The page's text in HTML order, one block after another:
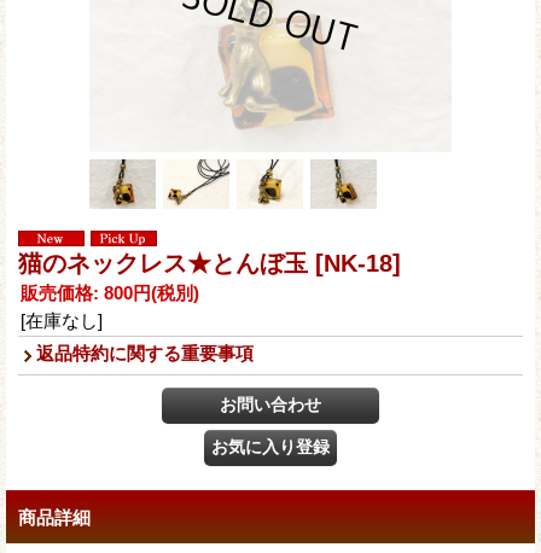
猫のネックレス★とんぼ玉 [NK-18]
販売価格: 800円(税別)
[在庫なし]
返品特約に関する重要事項
商品詳細